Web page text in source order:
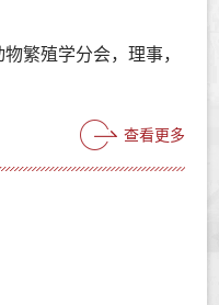
繁殖学分会，理事，
查看更多